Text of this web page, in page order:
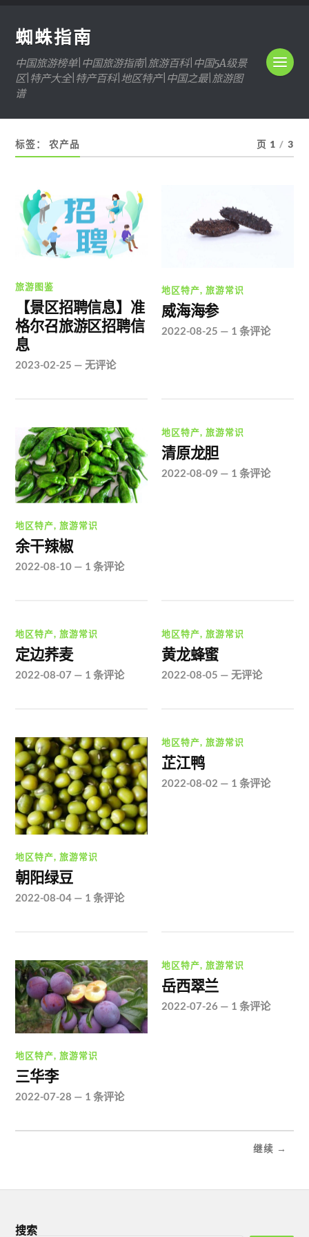
蜘蛛指南
中国旅游榜单|中国旅游指南|旅游百科|中国5A级景
区|特产大全|特产百科|地区特产|中国之最|旅游图
谱
标签：农产品 页 1 / 3
旅游图鉴
【景区招聘信息】准
格尔召旅游区招聘信
息
2023-02-25 —无评论
地区特产,旅游常识
威海海参
2022-08-25 — 1 条评论
地区特产,旅游常识
余干辣椒
2022-08-10 — 1 条评论
地区特产,旅游常识
清原龙胆
2022-08-09 — 1 条评论
地区特产,旅游常识
定边荞麦
2022-08-07 — 1 条评论
地区特产,旅游常识
黄龙蜂蜜
2022-08-05 —无评论
地区特产,旅游常识
朝阳绿豆
2022-08-04 — 1 条评论
地区特产,旅游常识
芷江鸭
2022-08-02 — 1 条评论
地区特产,旅游常识
三华李
2022-07-28 — 1 条评论
地区特产,旅游常识
岳西翠兰
2022-07-26 — 1 条评论
继续 →
搜索